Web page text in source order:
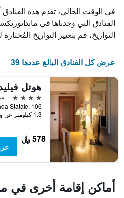
الذي
يعرض
أيام
الأسبوع.
المخطط
التالي
1
محور
Y
الذي
يعرض
متوسط
سعر
غرفة
في الوقت الحالي، تقدم هذه
الفنادق التي وجدناها في
التواريخ، قم بتغيير التواريخ
عرض كل الفنادق البالغ عددها 39
4 نجوم
1.3 كيلومتر عن وسط المدينة
578 ﷼
أماكن إقامة أخرى في